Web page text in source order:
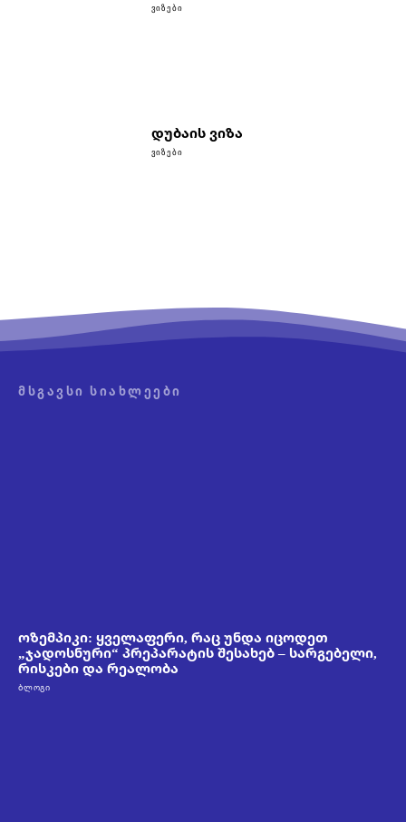
ᲕᲘᲖᲔᲑᲘ
დუბაის ვიზა
ᲕᲘᲖᲔᲑᲘ
ᲛᲡᲒᲐᲕᲡᲘ ᲡᲘᲐᲮᲚᲔᲔᲑᲘ
ოზემპიკი: ყველაფერი, რაც უნდა იცოდეთ
„ჯადოსნური“ პრეპარატის შესახებ – სარგებელი,
რისკები და რეალობა
ᲑᲚᲝᲒᲘ